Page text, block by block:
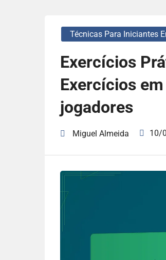
Técnicas Para Iniciantes
Exercícios
Exercícios
jogadores
Miguel Almeida 10/